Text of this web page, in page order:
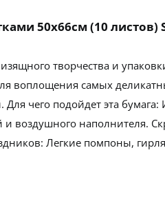
50х66см (10 листов)
творчества и
воплощения самых
Для чего подойдет эта
воздушного наполнителя.
Легкие помпоны,